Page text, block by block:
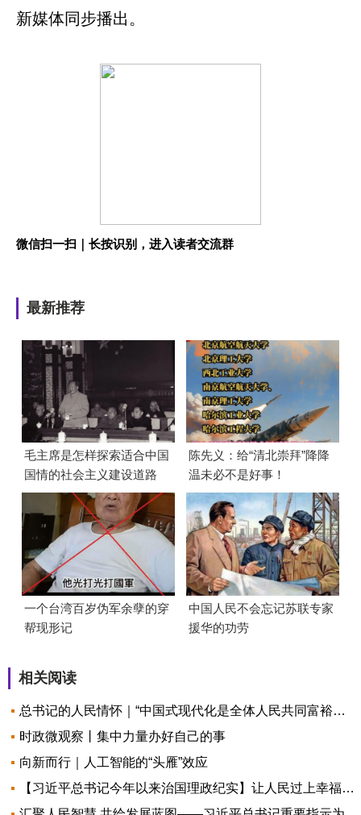
新媒体同步播出。
微信扫一扫｜长按识别，进入读者交流群
最新推荐
毛主席是怎样探索适合中国
国情的社会主义建设道路
的？
陈先义：给“清北崇拜”降降
温未必不是好事！
一个台湾百岁伪军余孽的穿
帮现形记
中国人民不会忘记苏联专家
援华的功劳
相关阅读
总书记的人民情怀｜“中国式现代化是全体人民共同富裕的现代化”
时政微观察丨集中力量办好自己的事
向新而行｜人工智能的“头雁”效应
【习近平总书记今年以来治国理政纪实】让人民过上幸福生活是头等大事